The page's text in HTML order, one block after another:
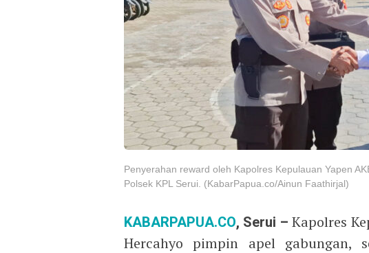
Penyerahan reward oleh Kapolres Kepulauan Yapen
Polsek KPL Serui. (KabarPapua.co/Ainun Faathirjal)
KABARPAPUA.CO, Serui – Kapolres
Hercahyo pimpin apel gabungan,